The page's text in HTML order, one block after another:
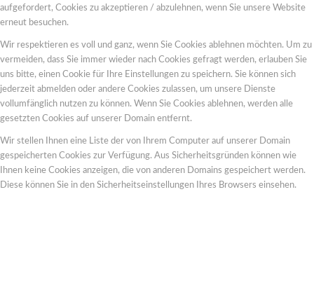
aufgefordert, Cookies zu akzeptieren / abzulehnen, wenn Sie unsere Website
erneut besuchen.
Wir respektieren es voll und ganz, wenn Sie Cookies ablehnen möchten. Um zu
vermeiden, dass Sie immer wieder nach Cookies gefragt werden, erlauben Sie
uns bitte, einen Cookie für Ihre Einstellungen zu speichern. Sie können sich
jederzeit abmelden oder andere Cookies zulassen, um unsere Dienste
vollumfänglich nutzen zu können. Wenn Sie Cookies ablehnen, werden alle
gesetzten Cookies auf unserer Domain entfernt.
Wir stellen Ihnen eine Liste der von Ihrem Computer auf unserer Domain
gespeicherten Cookies zur Verfügung. Aus Sicherheitsgründen können wie
Ihnen keine Cookies anzeigen, die von anderen Domains gespeichert werden.
Diese können Sie in den Sicherheitseinstellungen Ihres Browsers einsehen.